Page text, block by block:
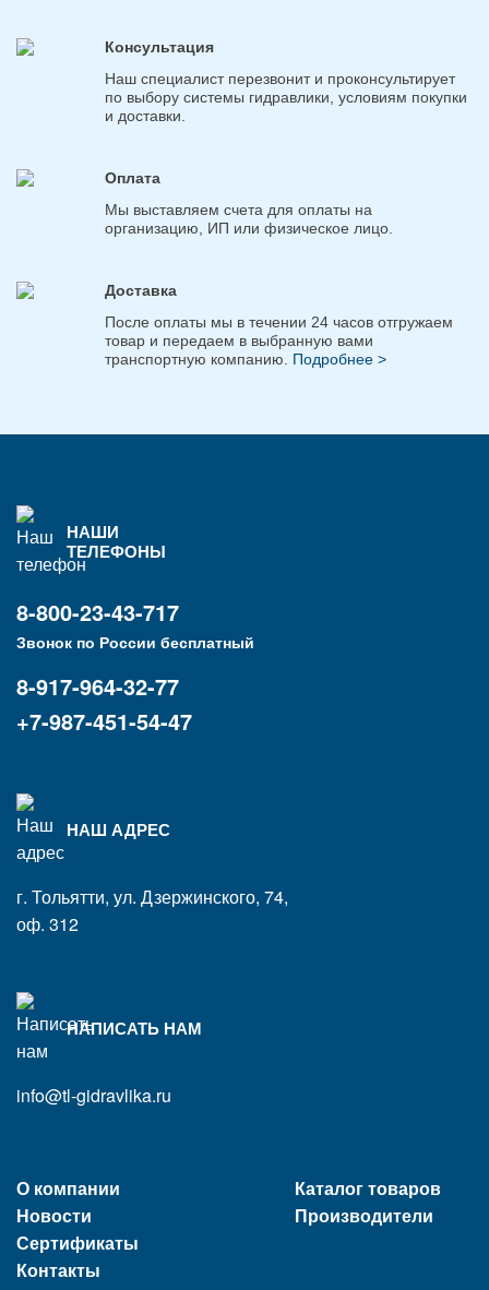
Консультация
Наш специалист перезвонит и проконсультирует
по выбору системы гидравлики, условиям покупки
и доставки.
Оплата
Мы выставляем счета для оплаты на
организацию, ИП или физическое лицо.
Доставка
После оплаты мы в течении 24 часов отгружаем
товар и передаем в выбранную вами
транспортную компанию. Подробнее >
НАШИ
ТЕЛЕФОНЫ
8-800-23-43-717
Звонок по России бесплатный
8-917-964-32-77
+7-987-451-54-47
НАШ АДРЕС
г. Тольятти, ул. Дзержинского, 74,
оф. 312
НАПИСАТЬ НАМ
info@tl-gidravlika.ru
О компании
Новости
Сертификаты
Контакты
Каталог товаров
Производители